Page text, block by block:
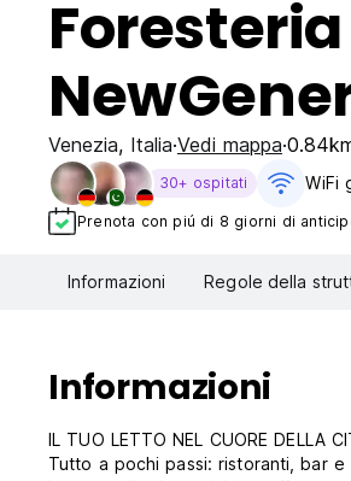
Venezia, Italia Vedi mappa
30+ ospitati WiFi
Prenota con piú di 8 giorni di
Informazioni Regole della
Informazioni
IL TUO LETTO NEL CUORE DELLA
Tutto a pochi passi: ristoranti, bar